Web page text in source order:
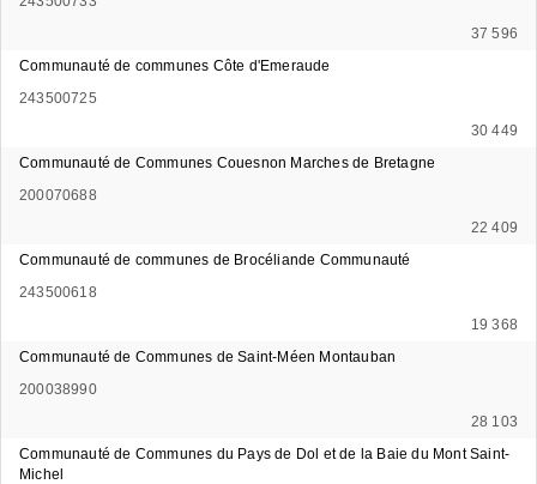
37 596
Communauté de communes Côte d'Emeraude
243500725
30 449
Communauté de Communes Couesnon Marches de Bretagne
200070688
22 409
Communauté de communes de Brocéliande Communauté
243500618
19 368
Communauté de Communes de Saint-Méen Montauban
200038990
28 103
Communauté de Communes du Pays de Dol et de la Baie du Mont Saint-
Michel